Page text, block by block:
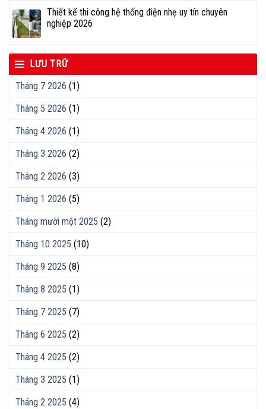
Thiết kế thi công hệ thống điện nhẹ uy tín chuyên
nghiệp 2026
LƯU TRỮ
Tháng 7 2026 (1)
Tháng 5 2026 (1)
Tháng 4 2026 (1)
Tháng 3 2026 (2)
Tháng 2 2026 (3)
Tháng 1 2026 (5)
Tháng mười một 2025 (2)
Tháng 10 2025 (10)
Tháng 9 2025 (8)
Tháng 8 2025 (1)
Tháng 7 2025 (7)
Tháng 6 2025 (2)
Tháng 4 2025 (2)
Tháng 3 2025 (1)
Tháng 2 2025 (4)